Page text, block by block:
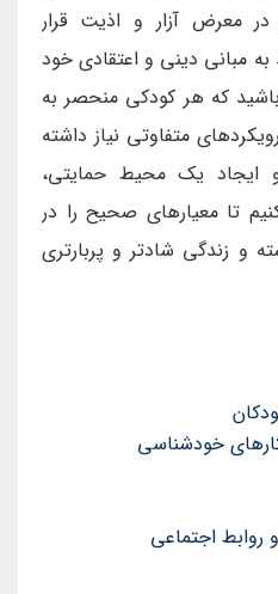
در معرض آزار و اذیت قرار
مبانی دینی و اعتقادی خود
باشید که هر کودکی منحصر به
متفاوتی نیاز داشته
ایجاد یک محیط حمایتی،
تا معیارهای صحیح را در
و زندگی شادتر و پربارتری
خودشناسی
اجتماعی